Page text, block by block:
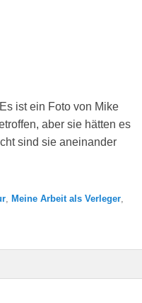
ist ein Foto von Mike
aber sie hätten es
sind sie aneinander
Meine Arbeit als Verleger